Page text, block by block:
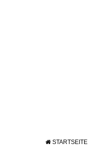
STARTSEITE